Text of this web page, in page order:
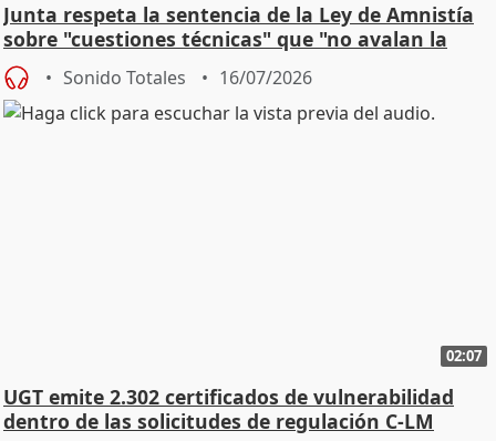
Junta respeta la sentencia de la Ley de Amnistía
sobre "cuestiones técnicas" que "no avalan la
const
Sonido Totales 16/07/2026
02:07
UGT emite 2.302 certificados de vulnerabilidad
dentro de las solicitudes de regulación C-LM